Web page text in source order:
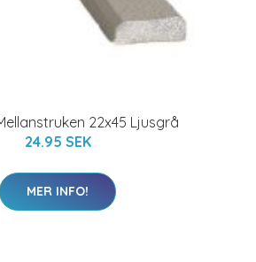
22x45 Ljusgrå
24.95 SEK
MER INFO!